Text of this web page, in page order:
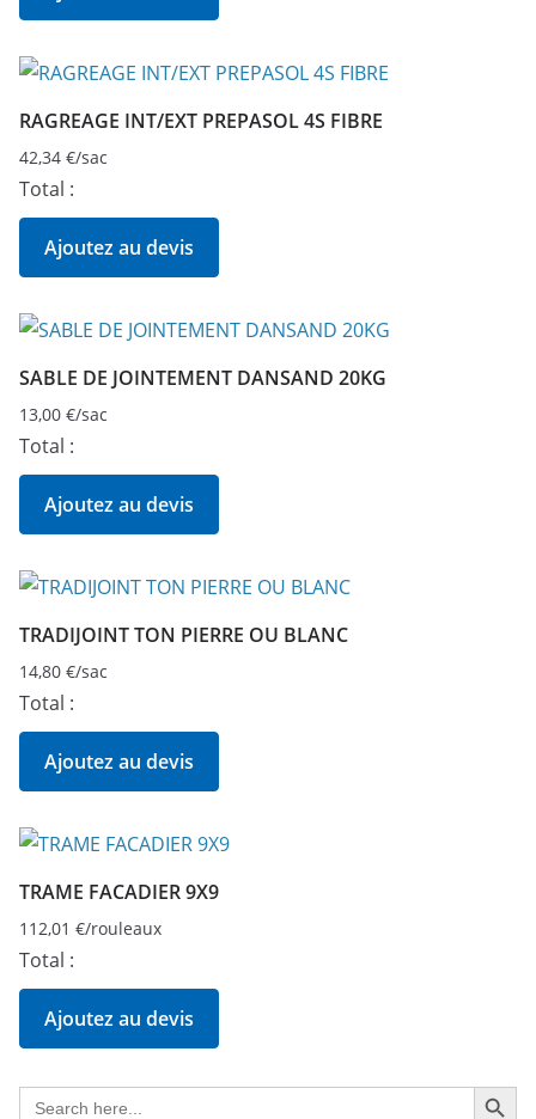
RAGREAGE INT/EXT PREPASOL 4S FIBRE
42,34 €/sac
Total :
Ajoutez au devis
SABLE DE JOINTEMENT DANSAND 20KG
13,00 €/sac
Total :
Ajoutez au devis
TRADIJOINT TON PIERRE OU BLANC
14,80 €/sac
Total :
Ajoutez au devis
TRAME FACADIER 9X9
112,01 €/rouleaux
Total :
Ajoutez au devis
Search
for:
Search Button